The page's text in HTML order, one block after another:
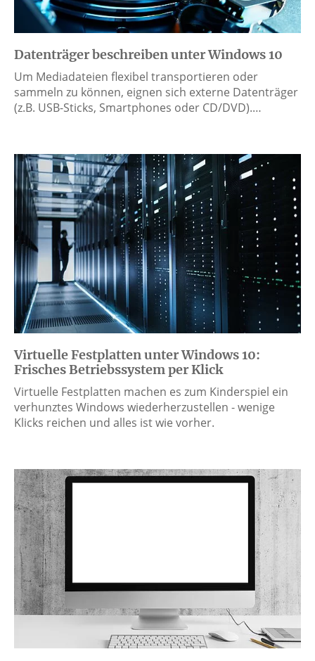
Datenträger beschreiben unter Windows 10
Um Mediadateien flexibel transportieren oder
sammeln zu können, eignen sich externe Datenträger
(z.B. USB-Sticks, Smartphones oder CD/DVD).…
Virtuelle Festplatten unter Windows 10:
Frisches Betriebssystem per Klick
Virtuelle Festplatten machen es zum Kinderspiel ein
verhunztes Windows wiederherzustellen - wenige
Klicks reichen und alles ist wie vorher.